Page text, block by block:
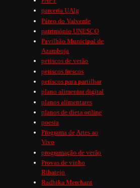
parceria UAlg
Páteo do Valverde
património UNESCO
Pavilhão Municipal de
Azambuja
petiscos de verão
petiscos frescos
petiscos para partilhar
plano alimentar digital
planos alimentares
planos de dieta online
poesia
Programa de Artes ao
Vivo
programação de verão
Provas de vinho
Ribatejo
Radhika Merchant